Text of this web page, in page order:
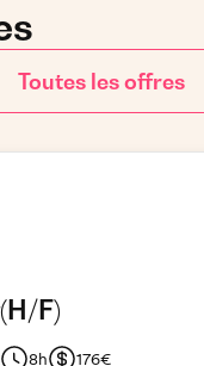
Toutes les offres
(H/F)
8h 176€